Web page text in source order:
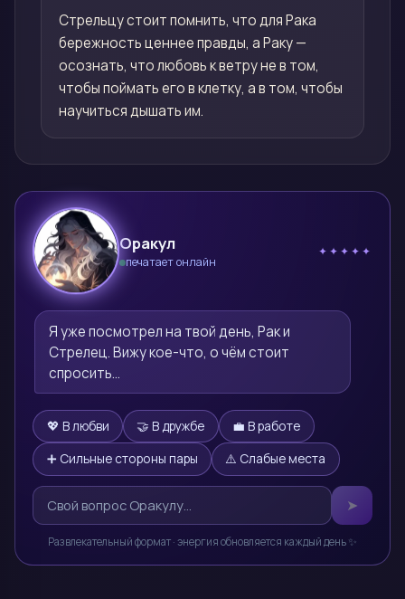
Стрельцу стоит помнить, что для Рака
бережность ценнее правды, а Раку —
осознать, что любовь к ветру не в том,
чтобы поймать его в клетку, а в том, чтобы
научиться дышать им.
🔮
Оракул
печатает онлайн
✦✦✦✦✦
Я уже посмотрел на твой день, Рак и
Стрелец. Вижу кое-что, о чём стоит
спросить…
💖 В любви 🤝 В дружбе
💼 В работе
➕ Сильные стороны пары
⚠️ Слабые места
➤
Развлекательный формат · энергия обновляется каждый день ✨